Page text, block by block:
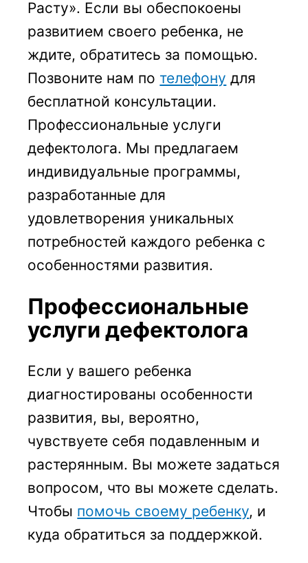
Расту». Если вы обеспокоены
развитием своего ребенка, не
ждите, обратитесь за помощью.
Позвоните нам по телефону для
бесплатной консультации.
Профессиональные услуги
дефектолога. Мы предлагаем
индивидуальные программы,
разработанные для
удовлетворения уникальных
потребностей каждого ребенка с
особенностями развития.
Профессиональные
услуги дефектолога
Если у вашего ребенка
диагностированы особенности
развития, вы, вероятно,
чувствуете себя подавленным и
растерянным. Вы можете задаться
вопросом, что вы можете сделать.
Чтобы помочь своему ребенку, и
куда обратиться за поддержкой.